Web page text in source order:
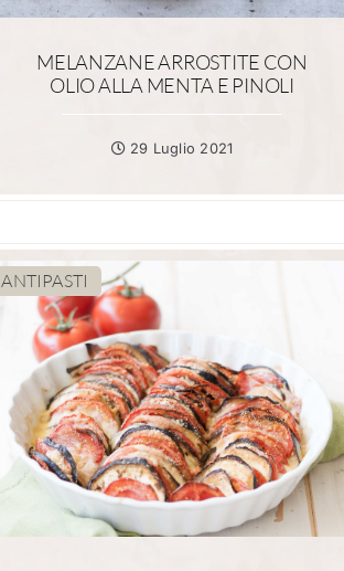
MELANZANE ARROSTITE CON
OLIO ALLA MENTA E PINOLI
29 Luglio 2021
ANTIPASTI